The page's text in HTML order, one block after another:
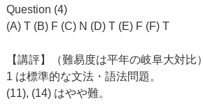
Question (4)
(A) T (B) F (C) N (D) T (E) F (F) T
【講評】（難易度は平年の岐阜大対比）
1 は標準的な文法・語法問題。
(11), (14) はやや難。